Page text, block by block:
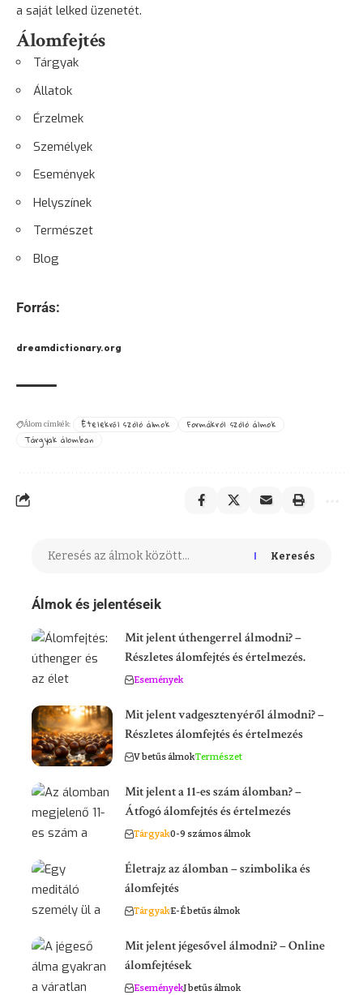
a saját lelked üzenetét.
Álomfejtés
Tárgyak
Állatok
Érzelmek
Személyek
Események
Helyszínek
Természet
Blog
Forrás:
dreamdictionary.org
Álom címkék: Ételekről szóló álmok
Formákról szóló álmok
Tárgyak álomban
Keresés
Álmok és jelentéseik
Mit jelent úthengerrel álmodni? –
Részletes álomfejtés és értelmezés.
Események
Mit jelent vadgesztenyéről álmodni? –
Részletes álomfejtés és értelmezés
V betűs álmokTermészet
Mit jelent a 11-es szám álomban? –
Átfogó álomfejtés és értelmezés
Tárgyak0-9 számos álmok
Életrajz az álomban – szimbolika és
álomfejtés
TárgyakE-É betűs álmok
Mit jelent jégesővel álmodni? – Online
álomfejtések
EseményekJ betűs álmok